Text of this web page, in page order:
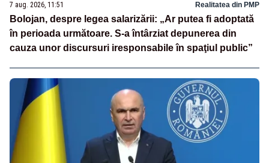
7 aug. 2026, 11:51 Realitatea din PMP
Bolojan, despre legea salarizării: „Ar putea fi adoptată
în perioada următoare. S-a întârziat depunerea din
cauza unor discursuri iresponsabile în spaţiul public”